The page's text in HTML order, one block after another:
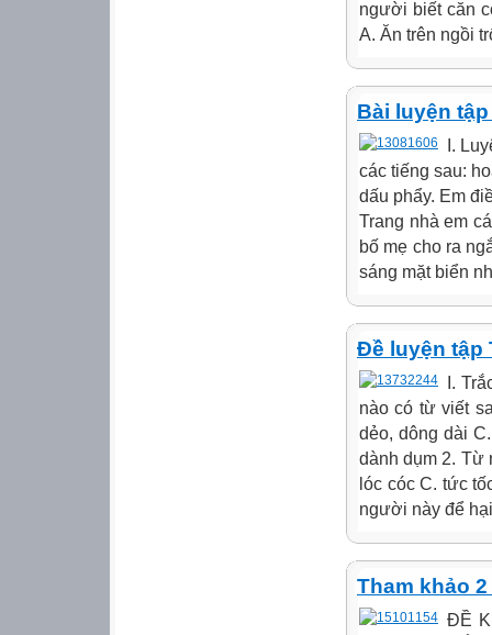
người biết căn
A. Ăn trên ngồi
Bài luyện
I.
các tiếng sau:
dấu phẩy. Em
Trang nhà em
bố mẹ cho ra
sáng mặt biển
Đề luyện tập
I.
nào có từ viết
dẻo, dông dài
dành dụm 2. Từ
lóc cóc C. tức
người này để
Tham khảo
ĐỀ